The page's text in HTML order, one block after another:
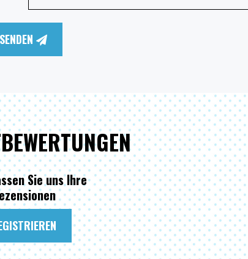
SENDEN
Sie uns Ihre